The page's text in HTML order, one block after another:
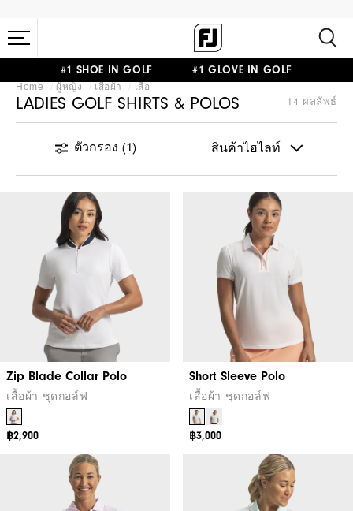
#1 SHOE IN GOLF #1 GLOVE IN GOLF
Home ผู้หญิง เสื้อผ้า เสื้อ
LADIES GOLF SHIRTS & POLOS 14 ผลลัพธ์
ตัวกรอง (1)
Zip Blade Collar Polo
เสื้อผ้า ชุดกอล์ฟ
฿2,900
Short Sleeve Polo
เสื้อผ้า ชุดกอล์ฟ
฿3,000